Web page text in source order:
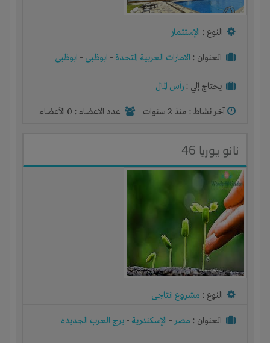
النوع : الإستثمار
العنوان : الامارات العربية المتحدة - ابوظبى - ابوظبى
يحتاج إلي : رأس المال
آخر نشاط : منذ 2 سنوات عدد الاعضاء : 0 الأعضاء
نانو يوريا 46
النوع : مشروع انتاجى
العنوان : مصر- الإسكندرية - برج العرب الجديده